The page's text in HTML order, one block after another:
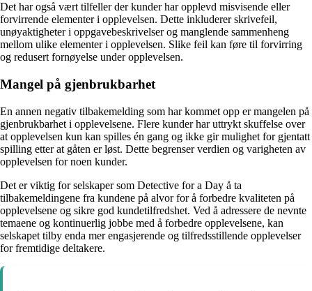
Det har også vært tilfeller der kunder har opplevd misvisende eller
forvirrende elementer i opplevelsen. Dette inkluderer skrivefeil,
unøyaktigheter i oppgavebeskrivelser og manglende sammenheng
mellom ulike elementer i opplevelsen. Slike feil kan føre til forvirring
og redusert fornøyelse under opplevelsen.
Mangel på gjenbrukbarhet
En annen negativ tilbakemelding som har kommet opp er mangelen på
gjenbrukbarhet i opplevelsene. Flere kunder har uttrykt skuffelse over
at opplevelsen kun kan spilles én gang og ikke gir mulighet for gjentatt
spilling etter at gåten er løst. Dette begrenser verdien og varigheten av
opplevelsen for noen kunder.
Det er viktig for selskaper som Detective for a Day å ta
tilbakemeldingene fra kundene på alvor for å forbedre kvaliteten på
opplevelsene og sikre god kundetilfredshet. Ved å adressere de nevnte
temaene og kontinuerlig jobbe med å forbedre opplevelsene, kan
selskapet tilby enda mer engasjerende og tilfredsstillende opplevelser
for fremtidige deltakere.